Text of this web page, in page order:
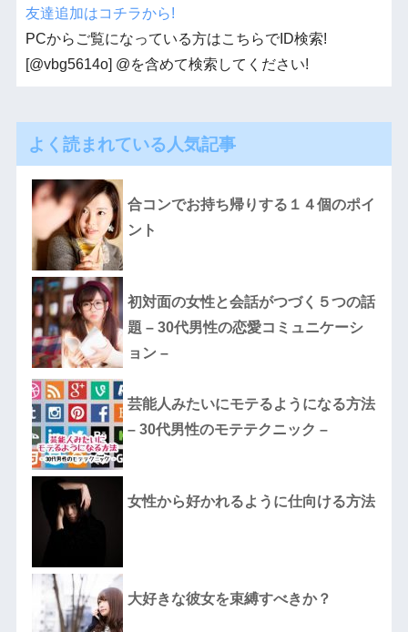
友達追加はコチラから!
PCからご覧になっている方はこちらでID検索!
[@vbg5614o] @を含めて検索してください!
よく読まれている人気記事
合コンでお持ち帰りする１４個のポイ
ント
初対面の女性と会話がつづく５つの話
題 – 30代男性の恋愛コミュニケーシ
ョン –
芸能人みたいにモテるようになる方法
– 30代男性のモテテクニック –
女性から好かれるように仕向ける方法
大好きな彼女を束縛すべきか？